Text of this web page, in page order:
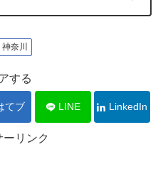
神奈川
する
てブ LINE LinkedIn
ーリンク